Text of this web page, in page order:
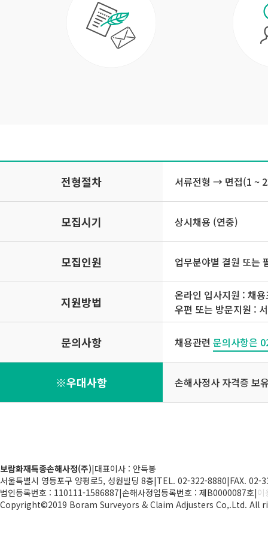
전형절차 서류전형 → 면접(1 ~
모집시기 상시채용 (연중)
모집인원 업무분야별 결원 또는
지원방법
온라인 입사지원 : 채
우편 또는 방문지원 :
문의사항 채용관련 문의사항은
※우대사항 손해사정사 자격증 보
보람화재특종손해사정(주)|대표이사 : 안득봉
서울특별시 영등포구 양평로5, 성원빌딩 8층|TEL. 02-322-8880|FAX. 02-
법인등록번호 : 110111-1586887|손해사정업등록번호 : 제B0000087호|이
Copyright©2019 Boram Surveyors & Claim Adjusters Co,.Ltd. All